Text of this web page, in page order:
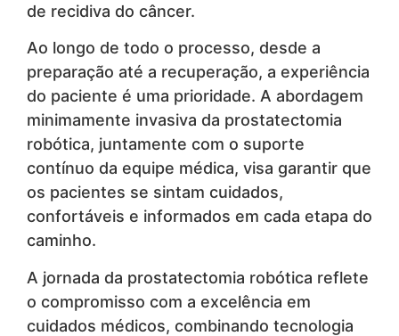
de recidiva do câncer.
Ao longo de todo o processo, desde a
preparação até a recuperação, a experiência
do paciente é uma prioridade. A abordagem
minimamente invasiva da prostatectomia
robótica, juntamente com o suporte
contínuo da equipe médica, visa garantir que
os pacientes se sintam cuidados,
confortáveis e informados em cada etapa do
caminho.
A jornada da prostatectomia robótica reflete
o compromisso com a excelência em
cuidados médicos, combinando tecnologia